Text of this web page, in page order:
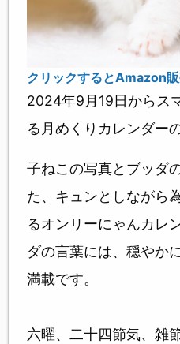
クリックするとAmazon
2024年9月19日からス
る月めくりカレンダー
子ねこの写真とブッダ
た、キュンとしながら
るオンリーにゃんカレ
ダの言葉には、穏やか
満載です。
六曜、二十四節気、雑